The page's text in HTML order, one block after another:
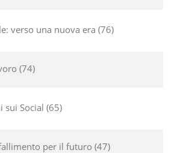
verso una nuova era 76
74
sui Social 65
per il futuro 47